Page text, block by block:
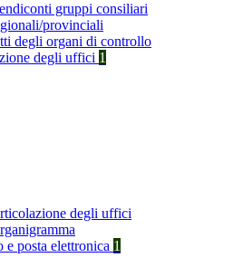
gruppi consiliari
provinciali
degli organi di controllo
degli uffici 1
degli uffici
e posta elettronica 1